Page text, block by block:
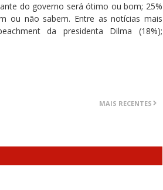
do governo será ótimo ou bom; 25%
ou não sabem. Entre as notícias mais
da presidenta Dilma (18%);
MAIS RECENTES